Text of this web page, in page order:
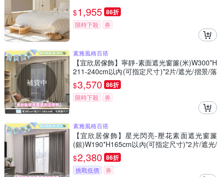
$1,955 86折
限時下殺 券
補貨中
素雅風格百搭
【宜欣居傢飾】寧靜-素面遮光窗簾(米)W300*H
211-240cm以內(可指定尺寸)*2片/遮光/摺景/落
地/窗簾/台灣製MIT
$3,570 86折
限時下殺 券
素雅風格百搭
【宜欣居傢飾】星光閃亮-壓花素面遮光窗簾
(銀)W190*H165cm以內(可指定尺寸)*2片/遮光/
摺景/半腰/窗簾/台灣製MIT
$2,380 86折
挑戰低價 券